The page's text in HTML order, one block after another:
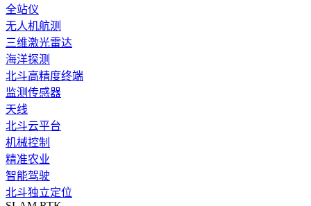
全站仪
无人机航测
三维激光雷达
海洋探测
北斗高精度终端
监测传感器
天线
北斗云平台
机械控制
精准农业
智能驾驶
北斗独立定位